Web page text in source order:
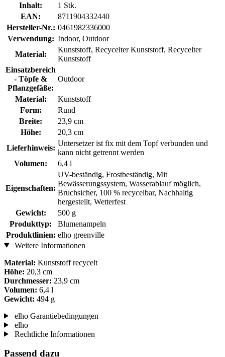
Inhalt:
1 Stk.
EAN:
8711904332440
Hersteller-Nr.: 0461982336000
Verwendung: Indoor, Outdoor
Material:
Kunststoff, Recycelter Kunststoff, Recycelter
Kunststoff
Einsatzbereich
- Töpfe &
Pflanzgefäße:
Outdoor
Material:
Kunststoff
Form:
Rund
Breite:
23,9 cm
Höhe:
20,3 cm
Lieferhinweis:
Untersetzer ist fix mit dem Topf verbunden und
kann nicht getrennt werden
Volumen:
6,4 l
Eigenschaften:
UV-beständig, Frostbeständig, Mit
Bewässerungssystem, Wasserablauf möglich,
Bruchsicher, 100 % recycelbar, Nachhaltig
hergestellt, Wetterfest
Gewicht:
500 g
Produkttyp:
Blumenampeln
Produktlinien: elho greenville
Weitere Informationen
Material: Kunststoff recycelt
Höhe: 20,3 cm
Durchmesser: 23,9 cm
Volumen: 6,4 l
Gewicht: 494 g
elho Garantiebedingungen
elho
Rechtliche Informationen
Passend dazu